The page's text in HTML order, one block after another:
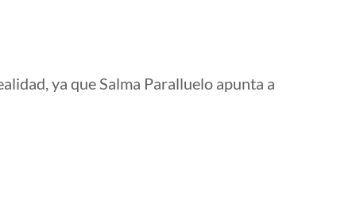
ya que Salma Paralluelo apunta a